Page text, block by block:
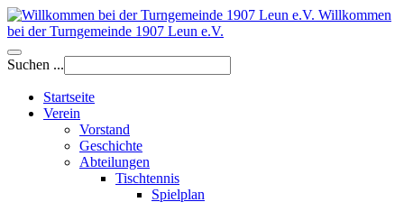
Willkommen
bei der Turngemeinde 1907 Leun e.V.
Suchen ...
Startseite
Verein
Vorstand
Geschichte
Abteilungen
Tischtennis
Spielplan